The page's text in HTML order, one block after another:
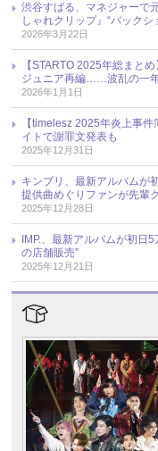
渋谷すばる、マネジャーで
しゃれクリップ』“バック
2026年3月22日
【STARTO 2025年総まと
ジュニア再編……波乱の一
2026年1月1日
【timelesz 2025年炎上事
イトで謝罪文発表も
2025年12月31日
キンプリ、最新アルバム
提供曲めぐりファンが先輩
2025年12月28日
IMP.、最新アルバムが初日
の店舗販売”
2025年12月21日